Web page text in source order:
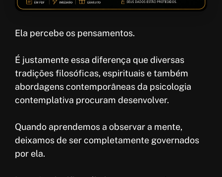
Ela percebe os pensamentos.
É justamente essa diferença que diversas
tradições filosóficas, espirituais e também
abordagens contemporâneas da psicologia
contemplativa procuram desenvolver.
Quando aprendemos a observar a mente,
deixamos de ser completamente governados
por ela.